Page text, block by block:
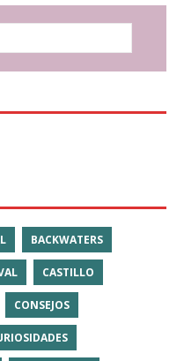
BACKWATERS
CASTILLO
CONSEJOS